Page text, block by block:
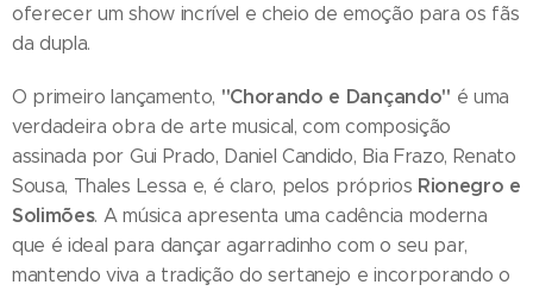
oferecer um show incrível e cheio de emoção para os fãs
da dupla.
O primeiro lançamento, "Chorando e Dançando" é uma
verdadeira obra de arte musical, com composição
assinada por Gui Prado, Daniel Candido, Bia Frazo, Renato
Sousa, Thales Lessa e, é claro, pelos próprios Rionegro e
Solimões. A música apresenta uma cadência moderna
que é ideal para dançar agarradinho com o seu par,
mantendo viva a tradição do sertanejo e incorporando o